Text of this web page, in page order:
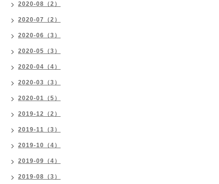
2020-08（2）
2020-07（2）
2020-06（3）
2020-05（3）
2020-04（4）
2020-03（3）
2020-01（5）
2019-12（2）
2019-11（3）
2019-10（4）
2019-09（4）
2019-08（3）